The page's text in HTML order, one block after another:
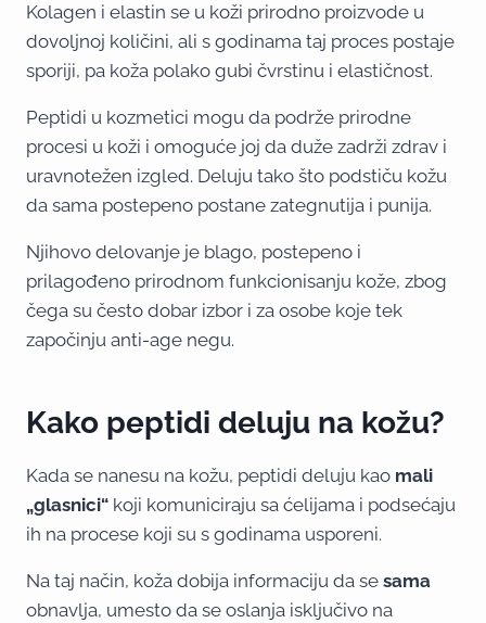
Kolagen i elastin se u koži prirodno proizvode u
dovoljnoj količini, ali s godinama taj proces postaje
sporiji, pa koža polako gubi čvrstinu i elastičnost.
Peptidi u kozmetici mogu da podrže prirodne
procesi u koži i omoguće joj da duže zadrži zdrav i
uravnotežen izgled. Deluju tako što podstiču kožu
da sama postepeno postane zategnutija i punija.
Njihovo delovanje je blago, postepeno i
prilagođeno prirodnom funkcionisanju kože, zbog
čega su često dobar izbor i za osobe koje tek
započinju anti-age negu.
Kako peptidi deluju na kožu?
Kada se nanesu na kožu, peptidi deluju kao mali
„glasnici“ koji komuniciraju sa ćelijama i podsećaju
ih na procese koji su s godinama usporeni.
Na taj način, koža dobija informaciju da se sama
obnavlja, umesto da se oslanja isključivo na